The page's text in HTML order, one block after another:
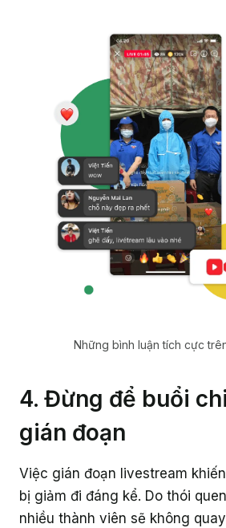
Những bình luận tích cực
4. Đừng để buổi
gián đoạn
Việc gián đoạn livestream
bị giảm đi đáng kể. Do thói
nhiều thành viên sẽ không